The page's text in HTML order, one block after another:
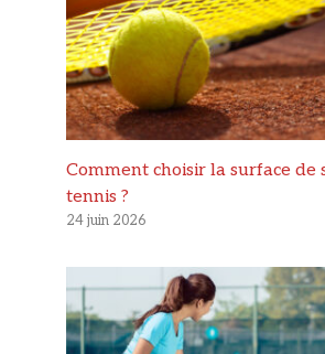
Comment choisir la surface de
tennis ?
24 juin 2026